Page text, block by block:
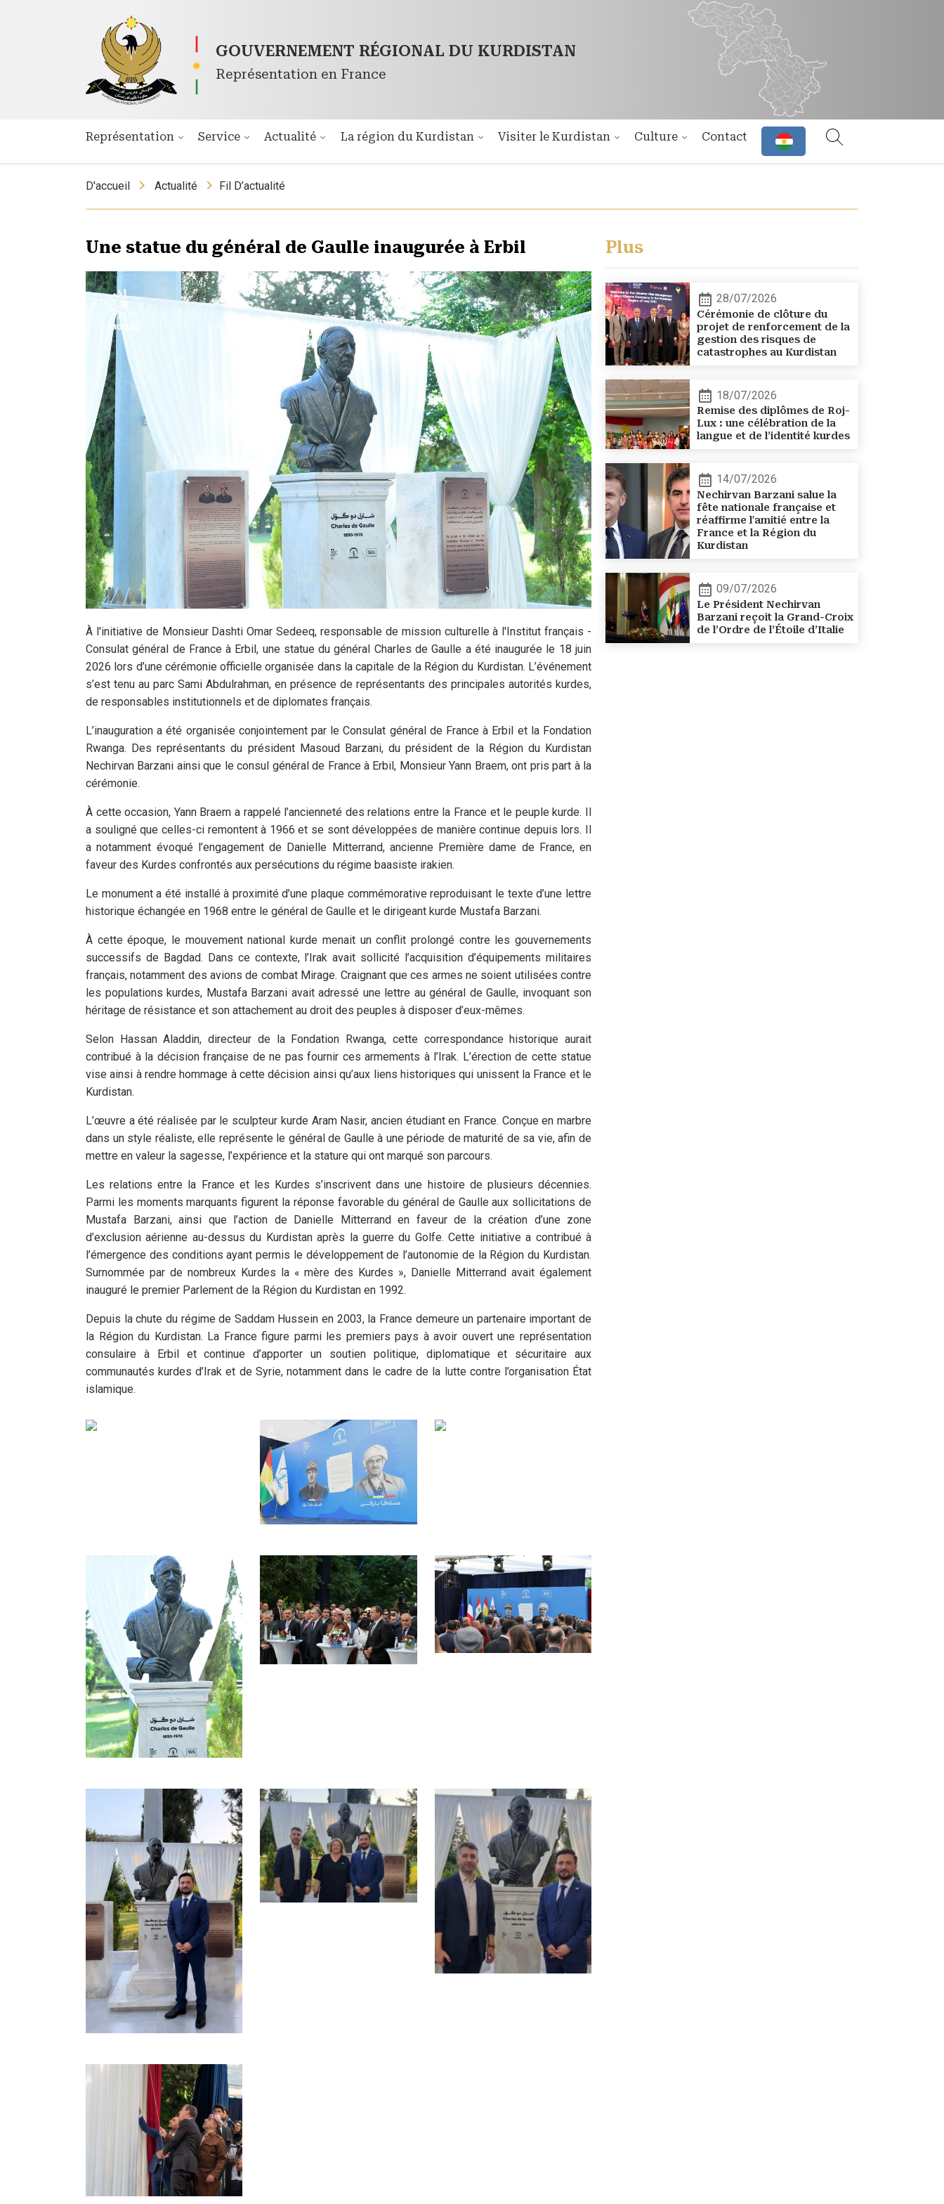
GOUVERNEMENT RÉGIONAL DU KURDISTAN
Représentation en France
Représentation Service Actualité La région du Kurdistan Visiter le Kurdistan Culture Contact
D'accueil Actualité Fil D’actualité
Une statue du général de Gaulle inaugurée à Erbil
À l'initiative de Monsieur Dashti Omar Sedeeq, responsable de mission culturelle à l'Institut français -
Consulat général de France à Erbil, une statue du général Charles de Gaulle a été inaugurée le 18 juin
2026 lors d’une cérémonie officielle organisée dans la capitale de la Région du Kurdistan. L’événement
s’est tenu au parc Sami Abdulrahman, en présence de représentants des principales autorités kurdes,
de responsables institutionnels et de diplomates français.
L’inauguration a été organisée conjointement par le Consulat général de France à Erbil et la Fondation
Rwanga. Des représentants du président Masoud Barzani, du président de la Région du Kurdistan
Nechirvan Barzani ainsi que le consul général de France à Erbil, Monsieur Yann Braem, ont pris part à la
cérémonie.
À cette occasion, Yann Braem a rappelé l’ancienneté des relations entre la France et le peuple kurde. Il
a souligné que celles-ci remontent à 1966 et se sont développées de manière continue depuis lors. Il
a notamment évoqué l’engagement de Danielle Mitterrand, ancienne Première dame de France, en
faveur des Kurdes confrontés aux persécutions du régime baasiste irakien.
Le monument a été installé à proximité d’une plaque commémorative reproduisant le texte d’une lettre
historique échangée en 1968 entre le général de Gaulle et le dirigeant kurde Mustafa Barzani.
À cette époque, le mouvement national kurde menait un conflit prolongé contre les gouvernements
successifs de Bagdad. Dans ce contexte, l’Irak avait sollicité l’acquisition d’équipements militaires
français, notamment des avions de combat Mirage. Craignant que ces armes ne soient utilisées contre
les populations kurdes, Mustafa Barzani avait adressé une lettre au général de Gaulle, invoquant son
héritage de résistance et son attachement au droit des peuples à disposer d’eux-mêmes.
Selon Hassan Aladdin, directeur de la Fondation Rwanga, cette correspondance historique aurait
contribué à la décision française de ne pas fournir ces armements à l’Irak. L’érection de cette statue
vise ainsi à rendre hommage à cette décision ainsi qu’aux liens historiques qui unissent la France et le
Kurdistan.
L’œuvre a été réalisée par le sculpteur kurde Aram Nasir, ancien étudiant en France. Conçue en marbre
dans un style réaliste, elle représente le général de Gaulle à une période de maturité de sa vie, afin de
mettre en valeur la sagesse, l’expérience et la stature qui ont marqué son parcours.
Les relations entre la France et les Kurdes s’inscrivent dans une histoire de plusieurs décennies.
Parmi les moments marquants figurent la réponse favorable du général de Gaulle aux sollicitations de
Mustafa Barzani, ainsi que l’action de Danielle Mitterrand en faveur de la création d’une zone
d’exclusion aérienne au-dessus du Kurdistan après la guerre du Golfe. Cette initiative a contribué à
l’émergence des conditions ayant permis le développement de l’autonomie de la Région du Kurdistan.
Surnommée par de nombreux Kurdes la « mère des Kurdes », Danielle Mitterrand avait également
inauguré le premier Parlement de la Région du Kurdistan en 1992.
Depuis la chute du régime de Saddam Hussein en 2003, la France demeure un partenaire important de
la Région du Kurdistan. La France figure parmi les premiers pays à avoir ouvert une représentation
consulaire à Erbil et continue d’apporter un soutien politique, diplomatique et sécuritaire aux
communautés kurdes d’Irak et de Syrie, notamment dans le cadre de la lutte contre l’organisation État
islamique.
Plus
28/07/2026
Cérémonie de clôture du
projet de renforcement de la
gestion des risques de
catastrophes au Kurdistan
18/07/2026
Remise des diplômes de Roj-
Lux : une célébration de la
langue et de l’identité kurdes
14/07/2026
Nechirvan Barzani salue la
fête nationale française et
réaffirme l'amitié entre la
France et la Région du
Kurdistan
09/07/2026
Le Président Nechirvan
Barzani reçoit la Grand-Croix
de l’Ordre de l’Étoile d’Italie